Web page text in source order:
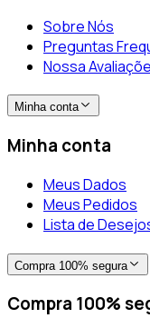
Sobre Nós
Preguntas
Nossa
Minha conta
Minha conta
Meus Dados
Meus Pedidos
Lista de
Compra 100% segura
Compra 100%